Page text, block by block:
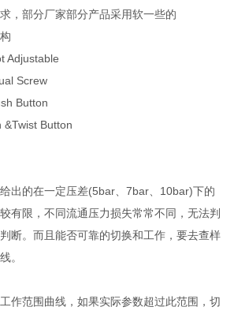
，部分厂家部分产品采用软一些的
Adjustable
Screw
Button
&Twist Button
出的在一定压差(5bar、7bar、10bar)下的
有限，不同流通压力损失常常不同，无法判
断。而且能否可靠的切换和工作，要去查样
。
作范围曲线，如果实际参数超过此范围，切